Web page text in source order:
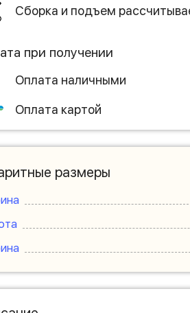
Сборка и подъем
при получении
Оплата наличными
Оплата картой
размеры